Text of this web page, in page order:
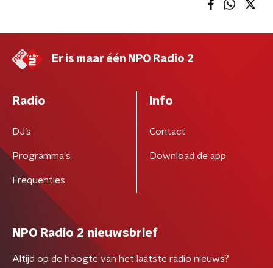
Er is maar één NPO Radio 2
Radio
DJ’s
Programma's
Frequenties
Info
Contact
Download de app
NPO Radio 2 nieuwsbrief
Altijd op de hoogte van het laatste radio nieuws?